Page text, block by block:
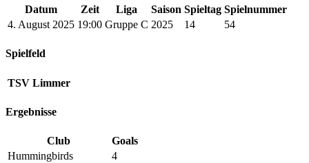
Datum Zeit Liga Saison Spieltag Spielnummer
4. August 2025 19:00 Gruppe C 2025 14 54
Spielfeld
TSV Limmer
Ergebnisse
Club
Goals
Hummingbirds
4